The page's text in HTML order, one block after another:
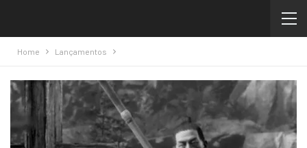
Home Lançamentos